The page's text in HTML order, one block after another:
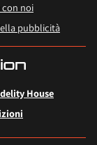
con noi
pubblicità
House